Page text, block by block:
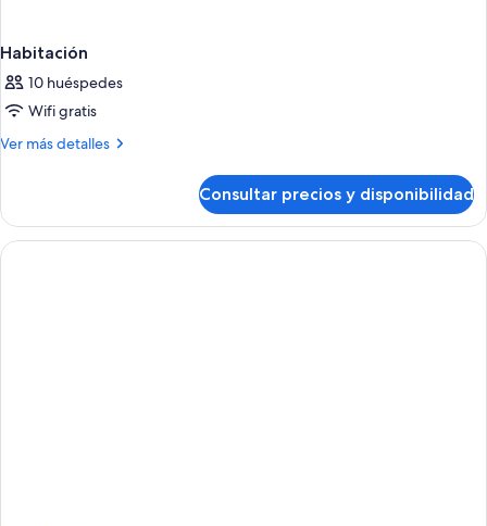
Habitación
10 huéspedes
Wifi gratis
Ver más detalles
Más
Consultar precios y disponibilidad